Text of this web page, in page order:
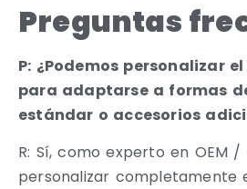
Preguntas
P: ¿Podemos personalizar
para adaptarse a formas
estándar o accesorios
R: Sí, como experto en OEM /
personalizar completamente